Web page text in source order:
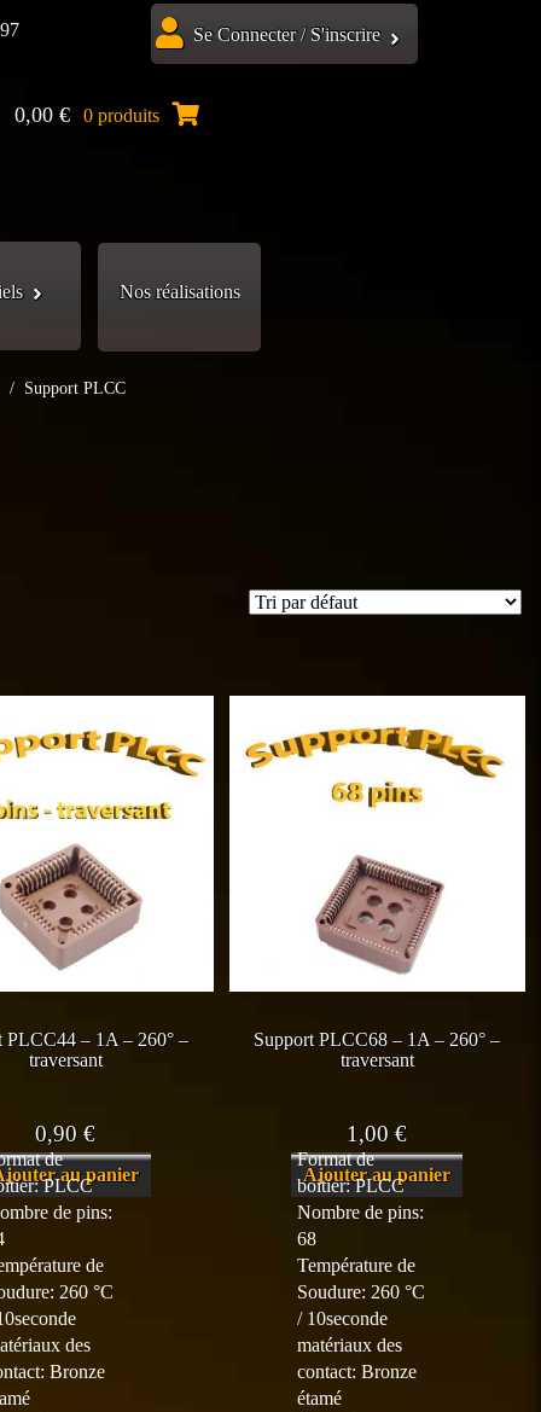
0,00€ 0 produits
Se Connecter / S'inscrire
Nos réalisations
/ Support PLCC
PLCC44 – 1A – 260° –
traversant
0,90€
au panier
de
PLCC
de pins:
de
260 °C
des
Bronze
Support PLCC68 – 1A – 260° –
traversant
1,00€
Ajouter au panier
Format de
boitier: PLCC
Nombre de pins:
68
Température de
Soudure: 260 °C
/ 10seconde
matériaux des
contact: Bronze
étamé